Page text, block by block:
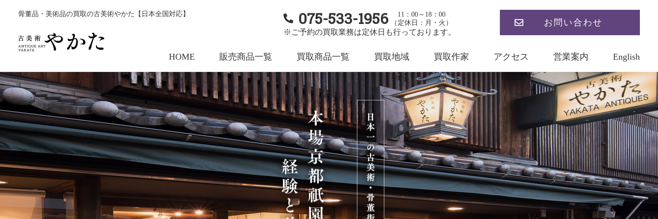
骨董品・美術品の買取の古美術やかた【日本全国対応】 075-533-1956
11：00～18：00
（定休日：月・火）
※ご予約の買取業務は定休日も行っております。
お問い合わせ
HOME 販売商品一覧 買取商品一覧 買取地域 買取作家 アクセス 営業案内 English